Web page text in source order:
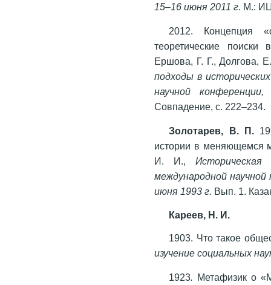
15–16 июня 2011 г. М.:
2012. Концепция
теоретические
Ершова, Г. Г., Долгова,
подходы в
научной
Совпадение, с. 222–234.
Золотарев, В. П.
истории в меняющемся
И. И.,
международной
июня 1993 г. Вып. 1.
Кареев, Н. И.
1903. Что такое
изучение социальных
1923. Метафизик о